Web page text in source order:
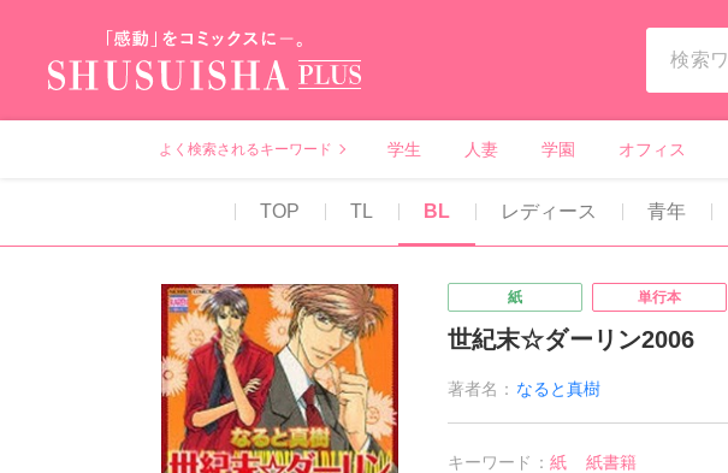
よく検索されるキーワード 学生 人妻 学園 オフィス
TOP TL BL レディース 青年
紙 単行本
世紀末☆ダーリン2006
著者名： なると真樹
キーワード： 紙
紙書籍